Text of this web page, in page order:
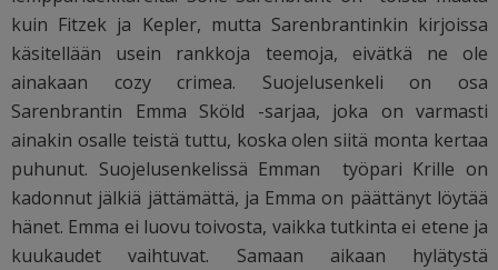
kuin Fitzek ja Kepler, mutta Sarenbrantinkin kirjoissa
käsitellään usein rankkoja teemoja, eivätkä ne ole
ainakaan cozy crimea. Suojelusenkeli on osa
Sarenbrantin Emma Sköld -sarjaa, joka on varmasti
ainakin osalle teistä tuttu, koska olen siitä monta kertaa
puhunut. Suojelusenkelissä Emman
työpari Krille on
kadonnut jälkiä jättämättä, ja Emma on päättänyt löytää
hänet. Emma ei luovu toivosta, vaikka tutkinta ei etene ja
kuukaudet vaihtuvat. Samaan aikaan hylätystä